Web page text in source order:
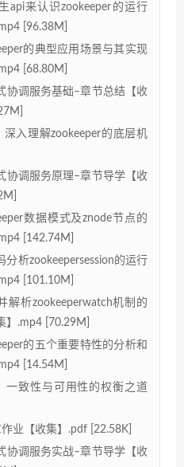
api来认识zookeeper的运行
[96.38M]
的典型应用场景与其实现
[68.80M]
协调服务基础–章节总结【收
入理解zookeeper的底层机
协调服务原理–章节导学【收
数据模式及znode节点的
[142.74M]
分析zookeepersession的运行
[101.10M]
解析zookeeperwatch机制的
】.mp4 [70.29M]
的五个重要特性的分析和
[14.54M]
一致性与可用性的权衡之道
业【收集】.pdf [22.58K]
协调服务实战–章节导学【收